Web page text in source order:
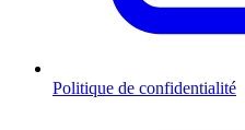
Politique de confidentialité